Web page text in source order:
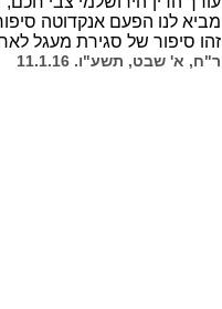
מביא לנו הפעם אנקדוטה
זהו סיפור של סגירת מעגל
ר"ח, א' שבט, תשע"ו. 11.1.16